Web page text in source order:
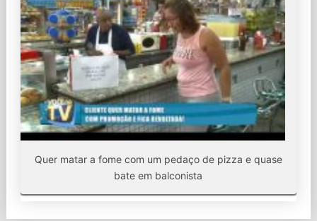
Quer matar a fome com um pedaço de pizza e quase
bate em balconista